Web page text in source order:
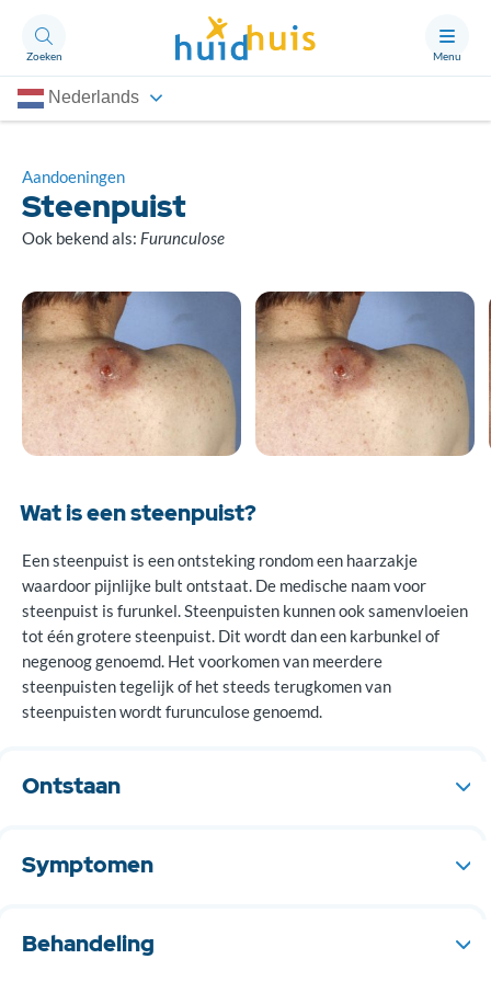
Zoeken Menu
Nederlands
Thema’s
Artikelen
Over Huidhuis
Contact
Doneren
Aandoeningen
Steenpuist
Ook bekend als: Furunculose
Wat is een steenpuist?
Een steenpuist is een ontsteking rondom een haarzakje
waardoor pijnlijke bult ontstaat. De medische naam voor
steenpuist is furunkel. Steenpuisten kunnen ook samenvloeien
tot één grotere steenpuist. Dit wordt dan een karbunkel of
negenoog genoemd. Het voorkomen van meerdere
steenpuisten tegelijk of het steeds terugkomen van
steenpuisten wordt furunculose genoemd.
Ontstaan
wordt veroorzaakt door een bacterie (meestal S. Aureus).
Symptomen
harder en er ontstaat een gele puskop. Later komt er in het
midden vaak een zwart korstje op. Steenpuisten worden
Behandeling